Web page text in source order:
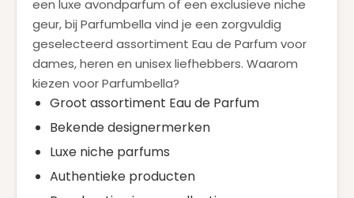
een luxe avondparfum of een exclusieve niche
geur, bij Parfumbella vind je een zorgvuldig
geselecteerd assortiment Eau de Parfum voor
dames, heren en unisex liefhebbers. Waarom
kiezen voor Parfumbella?
Groot assortiment Eau de Parfum
Bekende designermerken
Luxe niche parfums
Authentieke producten